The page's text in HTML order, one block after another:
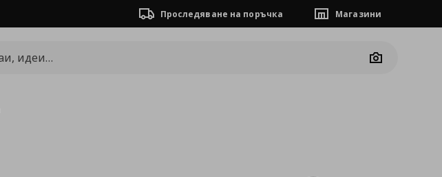
Проследяване на поръчка Магазини
Camera